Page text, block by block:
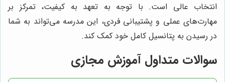
انتخاب عالی است. با توجه به تعهد به کیفیت، تمرکز بر
مهارت‌های عملی و پشتیبانی فردی، این مدرسه می‌تواند به شما
در رسیدن به پتانسیل کامل خود کمک کند.
سوالات متداول آموزش مجازی